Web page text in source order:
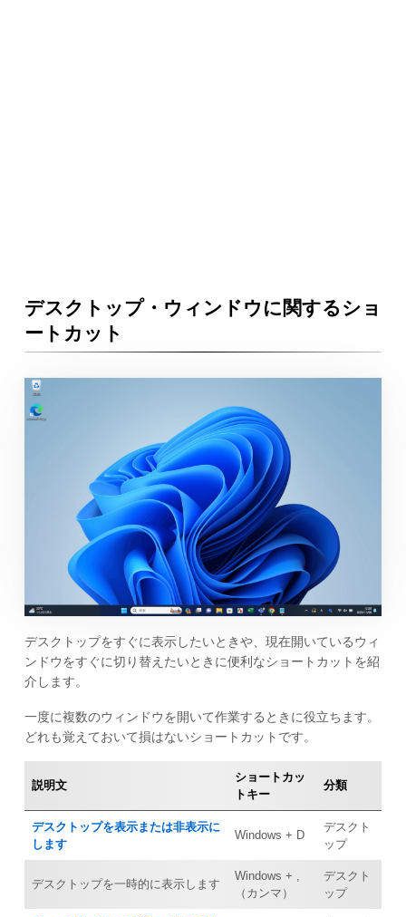
デスクトップ・ウィンドウに関するショ
ートカット
デスクトップをすぐに表示したいときや、現在開いているウィ
ンドウをすぐに切り替えたいときに便利なショートカットを紹
介します。
一度に複数のウィンドウを開いて作業するときに役立ちます。
どれも覚えておいて損はないショートカットです。
説明文
ショートカッ
トキー
分類
デスクトップを表示または非表示に
します
Windows + D
デスクト
ップ
デスクトップを一時的に表示します
Windows + ,
（カンマ）
デスクト
ップ